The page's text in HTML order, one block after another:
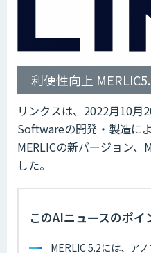
利便性向上
リンクスは、2022月10月
Softwareの開発・製造に
MERLICの新バージョン、
した。
このAIニュースのポイ
MERLIC 5.2には、ア